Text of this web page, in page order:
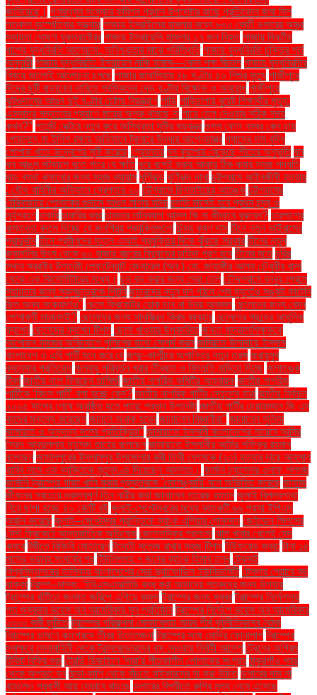
জানিয়েছে। গণমাধ্যম সংস্কার কমিশন প্রধান উপদেষ্টার কাছে প্রতিবেদন জমা দিল
গতকাল বৃহস্পতিবার সন্ধ্যায় গাজায় ইসরাইলের হামলার মধ্যে ৮০০ কোটি ডলারের অস্ত্র
সহায়তা ঘোষণা যুক্তরাষ্ট্রের গাজায় ইসরায়েলি হামলায় ১৭ জন নিহত গাজায় দ্বিতীয়
ধাপের যুদ্ধবিরতি আলোচনা: অনিশ্চয়তার মাঝে পরিস্থিতি গাজায় যুদ্ধবিরতি চুক্তির শর্ত
অনুযায়ী গাজায় যুদ্ধবিরতি: ইসরায়েল নাকি হামাস—কোন পক্ষ জিতল গাজায় যুদ্ধবিরতির
বিষয়ে ভালোই আলোচনা চলছে গাজার জাবালিয়ায় ৪৮ ঘণ্টায় ৫০ শিশুর মৃত্যু গাজীপুরে
ঈদের ছুটি বাড়ানোর দাবিতে শ্রমিকদের দেড় ঘণ্টার বিক্ষোভ ও অবরোধ গাজীপুরে
ঝুটগুদামের আগুন দুই ঘণ্টার চেষ্টায় নিয়ন্ত্রণে গাড়ি গাড়িচাপায় বুয়েট শিক্ষার্থীর মৃত্যু:
একমাত্র সন্তানের প্রয়াণে মায়ের অশ্রু থামছে না গায়ে তেল দেওয়ার সঠিক সময়
কখন?" গার্মেন্ট সেক্টরে নতুন করে অস্থিরতা সৃষ্টির ষড়যন্ত্র গুগল ফোন নম্বর কেন চায়
গোয়ালন্দে মা ইলিশ রক্ষায় অভিযানে ট্রলারে উদ্ধার আগ্নেয়াস্ত্র গ্যাসের দাম বৃদ্ধি
পোশাক খাতে উদ্বেগের সৃষ্টি করেছে গ্রেফতার ঘন কুয়াশায় বেড়েছে শীতের অনুভূতি ঘন
ঘন আঙুল মটকালে হতে পারে যে ক্ষতি ঘরে বসেই ভ্রুর আকার ঠিক করার সহজ পদ্ধতি
ঘাড় ব্যথা কমানোর জন্য সহজ ব্যায়াম ঘূর্ণিঝড় ঘূর্ণিঝড় দানা চট্টগ্রামে আইনজীবী হত্যায়
: যৌথ বাহিনীর অভিযানে গ্রেপ্তার ২০ চট্টগ্রামে ছিনতাইয়ের আতঙ্ক চট্টগ্রামের
টেরিবাজারে পোশাকের গুদামে আগুন লাগার ঘটনা চলতি মাসেই হবে প্রথম চন্দ্র ও
সূর্যগ্রহণ চাকরি চাকরির খবর চামড়ার মানিব্যাগ আসল কি না কীভাবে বুঝবেন? চারপাশের
বাস্তবতা বদলে দিচ্ছে যে জনপ্রিয় প্রযুক্তিগুলো চিন্ময় কৃষ্ণ দাস চীনে নতুন ভাইরাসের
প্রাদুর্ভাব চীনে প্রবীণদের যত্নে এআই প্রযুক্তির দিকে ঝুঁকছে সরকার চীনের নতুন
জ্বালানির উৎস থেকে ৬০ হাজার বছরের বিদ্যুতের চাহিদা পূরণ হবে চীনের মতে চুরির
স্থান স্বরাষ্ট্র উপদেষ্টা লেফটেন্যান্ট জেনারেল (অব.) মো. জাহাঙ্গীর আলম চৌধুরীর বাসা
থেকে এক কিলোমিটারের মধ্যে। চুল বড় করার জন্য সেরা তেল চৌদ্দগ্রামে বন্ধুর প্রেমে
সহায়তার জন্য স্কুলছাত্রকে পিটুনি ছাত্রদের নতুন দল গঠনে শেষ মুহূর্তেও সঙ্কট কাটেনি
ছিল অন্য সংক্রমণও" ছেলে ক্রিকেটার হোক চান না উমর আকমল ছেলেদের জন্য কোন
পোশাকটি মানানসই? ছেলেদের জন্য সানস্ক্রিন ক্রিম ব্যবহার ছেলেদের পছন্দের আধুনিক
ফ্যাশন ছেলেদের ফ্যাশন টিপস ছোলা খাওয়ার উপকারিতা জনতা মাদ্রাসাশিক্ষককে
অশোভন কাজের অভিযোগে পুলিশের হাতে সোপর্দ করল জমিয়তে উলামায়ে ইসলাম
বাংলাদেশ ও এবি পার্টি মনে করে যে জম্মু–কাশ্মীরে অশান্তির নতুন তরঙ্গ জরায়ুমুখ
ক্যানসার প্রতিরোধ জলবায়ু পরিবর্তন খরার তীব্রতা ও বিস্তৃতি বাড়িয়ে দিচ্ছে জলাতঙ্ক
টিকা জাতীয় দলে ফিরছেন তামিম! জাতীয় নাগরিক কমিটির আহ্বায়ক জাতীয় নাগরিক
পার্টিকে ‘কিংস পার্টি’ বলা হচ্ছে কেন? জাতীয় নাগরিক পার্টির নেতৃত্বে যারা জাতীয় নির্বাচন
২০২৫ সালের শেষে অনুষ্ঠিত হতে পারে: প্রধান উপদেষ্টা জাতীয় পার্টির চেয়ারম্যান জি এম
কাদের মন্তব্য করেছেন জানলে অবাক হবেন জানালেন বিজ্ঞানীরা" জানালেন সুনিতা
জামায়াত ও অন্যান্য দলের প্রতিক্রিয়া'' জামায়াতে ইসলামী বাংলাদেশের নায়েবে আমির
সৈয়দ আবদুল্লাহ মুহাম্মদ তাহের বলেছেন জামায়াতে ইসলামীর আমির শফিকুর রহমান
বলেছেন জামালপুরের ইসলামপুর উপজেলায় স্ত্রী তিথী বেগমকে (২৩) হত্যার দায়ে আহসান
হাবিব নামে এক ব্যক্তিকে মৃত্যুদণ্ড দিয়েছেন আদালত। জার্মান চ্যান্সেলর ওলাফ শলৎজ
জার্মানি ট্রাম্পের গাজা খালি করার প্রস্তাবকে 'কেলেঙ্কারি' বলে অভিহিত করেছে জাহাজ
জীবনের সবচেয়ে গুরুত্বপূর্ণ তিন নারীর কথা জানালেন তারেক রহমান জুলাই বিপ্লবগাথা
নিয়ে ছাপা হচ্ছে ৪০ কোটি বই জুলাই-সেপ্টেম্বরের মধ্যে ব্যাংকটি ৬৬ পয়সা ইপিএস
অর্জন করেছে জুলাই–সেপ্টেম্বর প্রান্তিকে ব্যাংক এশিয়ার লোকসান জেইডেন সিলসের
টেস্ট ক্রিকেটে আন্তর্জাতিক অভিষেক জেলেনস্কির প্রশংসা ঝাল খাবার খেলেই মেদ
কমবে টঙ্গীতে বিজিবি মোতায়েন টমেটো সতেজ রাখার সহজ টিপস টাইফয়েড জ্বর: টানা ১৫
মাসের ভয়াবহ সংঘর্ষের পর টিউলিপসহ ৭ জনের ব্যাংক হিসাব তলব টেকসই
বিশ্ববিদ্যালয়ের তালিকায় বাংলাদেশের সেরা ড্যাফোডিল ইউনিভার্সিটি টেসলার শেয়ারে বড়
ধাক্কা ট্রাম্প–মাস্ক: ‘ইউএসএআইডি বন্ধ করা আমাদের শত্রুদের জন্য উপহার
ট্রাম্পের ঘাঁটিতে জনমত জরিপে এগিয়ে কমলা ট্রাম্পের জন্য সুখবর ট্রাম্পের নির্দেশনায়
গত শুক্রবার ভয়েস অব আমেরিকার মূল প্রতিষ্ঠান ট্রাম্পের নির্দেশে ভয়েস অব আমেরিকার
১৩০০ কর্মী ছুটিতে ট্রাম্পের পরিকল্পনা মোকাবেলায় আরব শীর্ষ কূটনীতিকদের বৈঠক
ট্রাম্পের ভাষণে কংগ্রেসে তীব্র উত্তেজনা ট্রাম্পের সঙ্গে মোদির ফোনালাপ ট্রাম্পের
স্বাক্ষরে সেনাবাহিনী থেকে ট্রান্সজেন্ডারদের বাদ দেওয়ার নির্বাহী আদেশ ট্রেনের অগ্রিম
টিকিট বিক্রি শুরু ট্রেন্ডি ডিজাইনে 'সারা'র শীতকালীন পোশাকের সংগ্রহ ঠাকুরগাঁও শহর
থেকে অপহৃত হন ঠান্ডা-কাশি থেকে বাঁচতে বাইকারদের যা করা উচিত ডলারের দাম না
বাড়লেও প্রবাসী আয় যেভাবে বাড়ছে ডলারের বিপরীতে রুপির মূল্য নেমে এসেছে